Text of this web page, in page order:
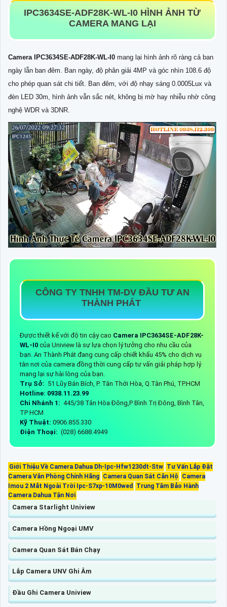
IPC3634SE-ADF28K-WL-I0 HÌNH ẢNH TỪ
CAMERA MANG LẠI
Camera IPC3634SE-ADF28K-WL-I0 mang lại hình ảnh rõ ràng cả ban
ngày lẫn ban đêm. Ban ngày, độ phân giải 4MP và góc nhìn 108.6 độ
cho phép quan sát chi tiết. Ban đêm, với độ nhạy sáng 0.0005Lux và
đèn LED 30m, hình ảnh vẫn sắc nét, không bị mờ hay nhiễu nhờ công
nghệ WDR và 3DNR.
CÔNG TY TNHH TM-DV ĐẦU TƯ AN
THÀNH PHÁT
Được thiết kế với độ tin cậy cao Camera IPC3634SE-ADF28K-
WL-I0 của Uniview là sự lựa chọn lý tưởng cho nhu cầu của
bạn. An Thành Phát đang cung cấp chiết khấu 45% cho dịch vụ
tân nơi của camera đồng thời cung cấp tư vấn giải pháp hợp lý
mang lại sự hài lòng của bạn.
Trụ Sở: 51 Lũy Bán Bích, P. Tân Thới Hòa, Q.Tân Phú, TP.HCM
Hotline: 0938.11.23.99
Chi Nhánh 1: 445/38 Tân Hòa Đông,P Bình Trị Đông, Bình Tân,
TP HCM
Kỹ Thuật: 0906.855.330
Điện Thoại: (028) 6688.4949
Giới Thiệu Về Camera Dahua Dh-Ipc-Hfw1230dt-Stw Tư Vấn Lắp Đặt
Camera Văn Phòng Chính Hãng Camera Quan Sát Căn Hộ
Camera
Imou 2 Mắt Ngoài Trời Ipc-S7xp-10M0wed
Trung Tâm Bảo Hành
Camera Dahua Tận Nơi
Camera Starlight Uniview
Camera Hồng Ngoại UMV
Camera Quan Sát Bán Chạy
Lắp Camera UNV Ghi Âm
Đầu Ghi Camera Uniview